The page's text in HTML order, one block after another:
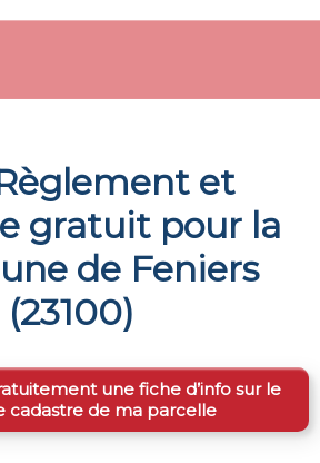
et
gratuit pour la
de Feniers
(23100)
une fiche d’info sur le
cadastre de ma parcelle